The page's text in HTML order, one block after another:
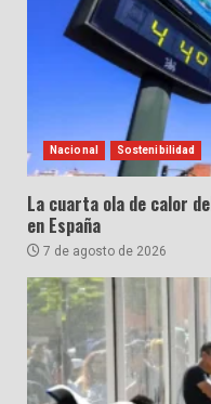
Nacional Sostenibilidad
La cuarta ola de calor
en España
7 de agosto de 2026